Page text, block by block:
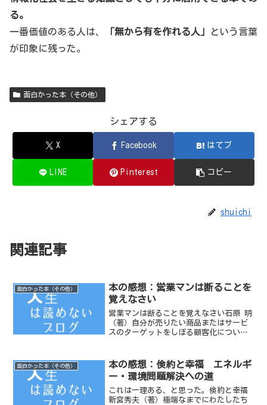
る。
一番価値のある人は、
「無から有を作れる人」
という言葉
が印象に残った。
面白かった本（その他）
シェアする
X Facebook はてブ
LINE Pinterest コピー
shuichi
関連記事
面白かった本（その他）
本の感想：営業マンは断ることを
覚えなさい
営業マンは断ることを覚えなさい石原 明
（著）自分が売りたい商品またはサービ
スのターゲットをしぼる顧客化について
て書かれている部分が一番興味深かっ
た。
面白かった本（その他）
本の感想：倹約と幸福 エネルギ
ー・環境問題解決への道
これは一理ある、と思った。倹約と幸福
新宮秀夫（著）極端なまでにわたしたち